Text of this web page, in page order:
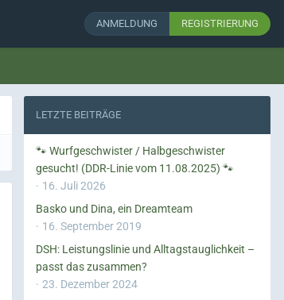
ANMELDUNG REGISTRIERUNG
LETZTE BEITRÄGE
🐾 Wurfgeschwister / Halbgeschwister
gesucht! (DDR-Linie vom 11.08.2025) 🐾
16. Juli 2026
Basko und Dina, ein Dreamteam
16. September 2019
DSH: Leistungslinie und Alltagstauglichkeit –
passt das zusammen?
23. Dezember 2024